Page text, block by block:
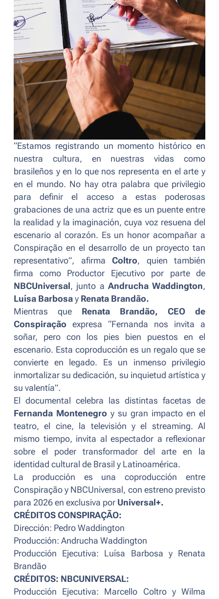
“Estamos registrando un momento histórico en
nuestra cultura, en nuestras vidas como
brasileños y en lo que nos representa en el arte y
en el mundo. No hay otra palabra que privilegio
para definir el acceso a estas poderosas
grabaciones de una actriz que es un puente entre
la realidad y la imaginación, cuya voz resuena del
escenario al corazón. Es un honor acompañar a
Conspiração en el desarrollo de un proyecto tan
representativo”, afirma Coltro, quien también
firma como Productor Ejecutivo por parte de
NBCUniversal , junto a Andrucha Waddington,
Luísa Barbosa y Renata Brandão.
Mientras que Renata Brandão, CEO de
Conspiração expresa “Fernanda nos invita a
soñar, pero con los pies bien puestos en el
escenario. Esta coproducción es un regalo que se
convierte en legado. Es un inmenso privilegio
inmortalizar su dedicación, su inquietud artística y
su valentía”.
El documental celebra las distintas facetas de
Fernanda Montenegro y su gran impacto en el
teatro, el cine, la televisión y el streaming. Al
mismo tiempo, invita al espectador a reflexionar
sobre el poder transformador del arte en la
identidad cultural de Brasil y Latinoamérica.
La producción es una coproducción entre
Conspiração y NBCUniversal, con estreno previsto
para 2026 en exclusiva por Universal+.
CRÉDITOS CONSPIRAÇÃO:
Dirección: Pedro Waddington
Producción: Andrucha Waddington
Producción Ejecutiva: Luísa Barbosa y Renata
Brandão
CRÉDITOS: NBCUNIVERSAL:
Producción Ejecutiva: Marcello Coltro y Wilma